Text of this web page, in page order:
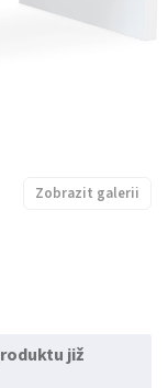
již
Zobrazit galerii